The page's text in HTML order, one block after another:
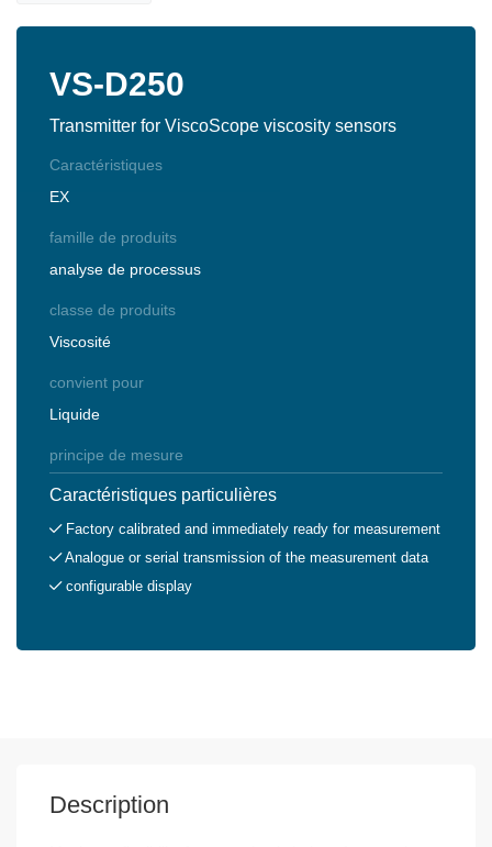
VS-D250
Transmitter for ViscoScope viscosity sensors
Caractéristiques
EX
famille de produits
analyse de processus
classe de produits
Viscosité
convient pour
Liquide
principe de mesure
Caractéristiques particulières
Factory calibrated and immediately ready for measurement
Analogue or serial transmission of the measurement data
configurable display
Description